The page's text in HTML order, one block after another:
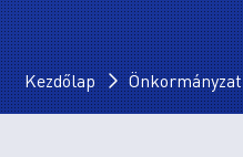
Kezdőlap Önkormányzat